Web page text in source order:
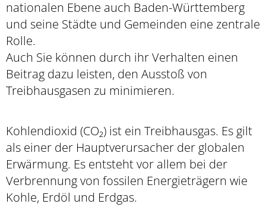
nationalen Ebene auch Baden-Württemberg
und seine Städte und Gemeinden eine zentrale
Rolle.
Auch Sie können durch ihr Verhalten einen
Beitrag dazu leisten, den Ausstoß von
Treibhausgasen zu minimieren.
Kohlendioxid (CO₂) ist ein Treibhausgas. Es gilt
als einer der Hauptverursacher der globalen
Erwärmung. Es entsteht vor allem bei der
Verbrennung von fossilen Energieträgern wie
Kohle, Erdöl und Erdgas.